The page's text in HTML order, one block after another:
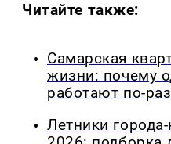
Читайте также:
Самарская
жизни: почему
работают по-
Летники